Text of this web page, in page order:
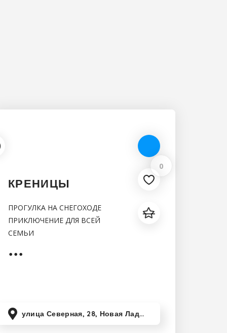
0
КРЕНИЦЫ
ПРОГУЛКА НА СНЕГОХОДЕ
ПРИКЛЮЧЕНИЕ ДЛЯ ВСЕЙ
СЕМЬИ
улица Северная, 28, Новая Ладога, Ленинградская область, Россия